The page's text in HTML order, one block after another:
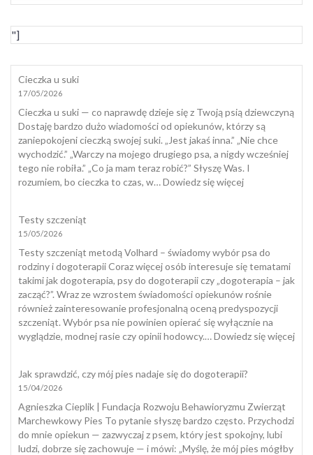
"]
Cieczka u suki
17/05/2026
Cieczka u suki — co naprawdę dzieje się z Twoją psią dziewczyną
Dostaję bardzo dużo wiadomości od opiekunów, którzy są
zaniepokojeni cieczką swojej suki. „Jest jakaś inna.” „Nie chce
wychodzić.” „Warczy na mojego drugiego psa, a nigdy wcześniej
tego nie robiła.” „Co ja mam teraz robić?” Słyszę Was. I
rozumiem, bo cieczka to czas, w…Dowiedz się więcej:
Testy szczeniąt
15/05/2026
Testy szczeniąt metodą Volhard – świadomy wybór psa do
rodziny i dogoterapii Coraz więcej osób interesuje się tematami
takimi jak dogoterapia, psy do dogoterapii czy „dogoterapia – jak
zacząć?”. Wraz ze wzrostem świadomości opiekunów rośnie
również zainteresowanie profesjonalną oceną predyspozycji
szczeniąt. Wybór psa nie powinien opierać się wyłącznie na
wyglądzie, modnej rasie czy opinii hodowcy.…Dowiedz się więcej:
Jak sprawdzić, czy mój pies nadaje się do dogoterapii?
15/04/2026
Agnieszka Cieplik | Fundacja Rozwoju Behawioryzmu Zwierząt
Marchewkowy Pies To pytanie słyszę bardzo często. Przychodzi
do mnie opiekun — zazwyczaj z psem, który jest spokojny, lubi
ludzi, dobrze się zachowuje — i mówi: „Myślę, że mój pies mógłby